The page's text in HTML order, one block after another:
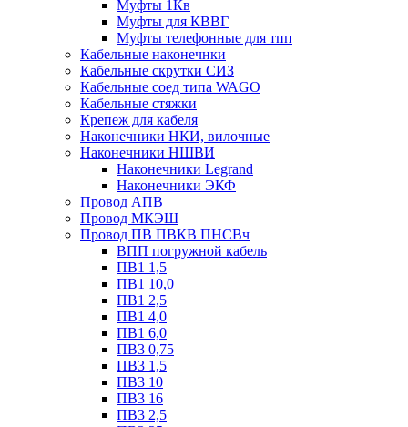
Муфты 1Кв
Муфты для КВВГ
Муфты телефонные для тпп
Кабельные наконечнки
Кабельные скрутки СИЗ
Кабельные соед типа WAGO
Кабельные стяжки
Крепеж для кабеля
Наконечники НКИ, вилочные
Наконечники НШВИ
Наконечники Legrand
Наконечники ЭКФ
Провод АПВ
Провод МКЭШ
Провод ПВ ПВКВ ПНСВч
ВПП погружной кабель
ПВ1 1,5
ПВ1 10,0
ПВ1 2,5
ПВ1 4,0
ПВ1 6,0
ПВ3 0,75
ПВ3 1,5
ПВ3 10
ПВ3 16
ПВ3 2,5